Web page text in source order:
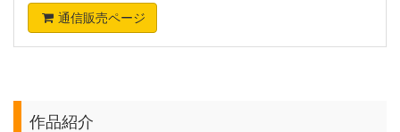
通信販売ページ
作品紹介